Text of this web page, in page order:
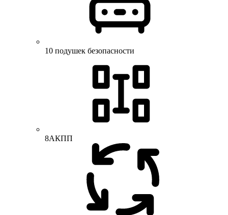
10 подушек безопасности
8АКПП